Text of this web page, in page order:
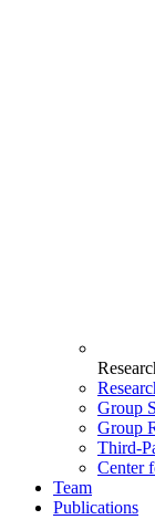
Group
Group
Third-
Center
Team
Publications